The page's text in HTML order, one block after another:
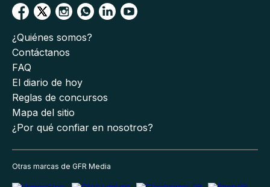
¿Quiénes somos?
Contáctanos
FAQ
El diario de hoy
Reglas de concursos
Mapa del sitio
¿Por qué confiar en nosotros?
Otras marcas de GFR Media